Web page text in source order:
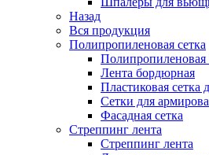
Назад
Вся продукция
Полипропиленовая сетка
Полипропиленовая
Лента бордюрная
Пластиковая сетка
Сетки для
Фасадная сетка
Стреппинг лента
Стреппинг лента